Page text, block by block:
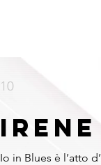
10
Io in Blues è l’atto